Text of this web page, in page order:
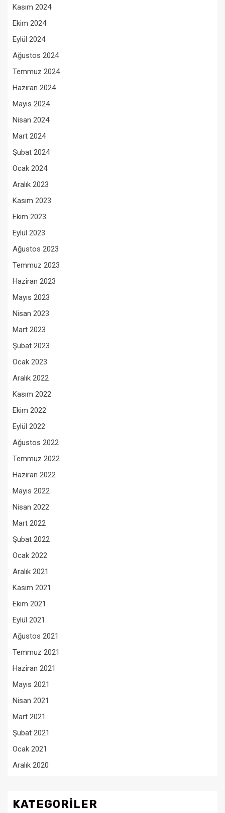
Kasım 2024
Ekim 2024
Eylül 2024
Ağustos 2024
Temmuz 2024
Haziran 2024
Mayıs 2024
Nisan 2024
Mart 2024
Şubat 2024
Ocak 2024
Aralık 2023
Kasım 2023
Ekim 2023
Eylül 2023
Ağustos 2023
Temmuz 2023
Haziran 2023
Mayıs 2023
Nisan 2023
Mart 2023
Şubat 2023
Ocak 2023
Aralık 2022
Kasım 2022
Ekim 2022
Eylül 2022
Ağustos 2022
Temmuz 2022
Haziran 2022
Mayıs 2022
Nisan 2022
Mart 2022
Şubat 2022
Ocak 2022
Aralık 2021
Kasım 2021
Ekim 2021
Eylül 2021
Ağustos 2021
Temmuz 2021
Haziran 2021
Mayıs 2021
Nisan 2021
Mart 2021
Şubat 2021
Ocak 2021
Aralık 2020
KATEGORILER